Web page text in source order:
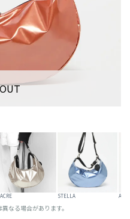
STELLA
なる場合があります。